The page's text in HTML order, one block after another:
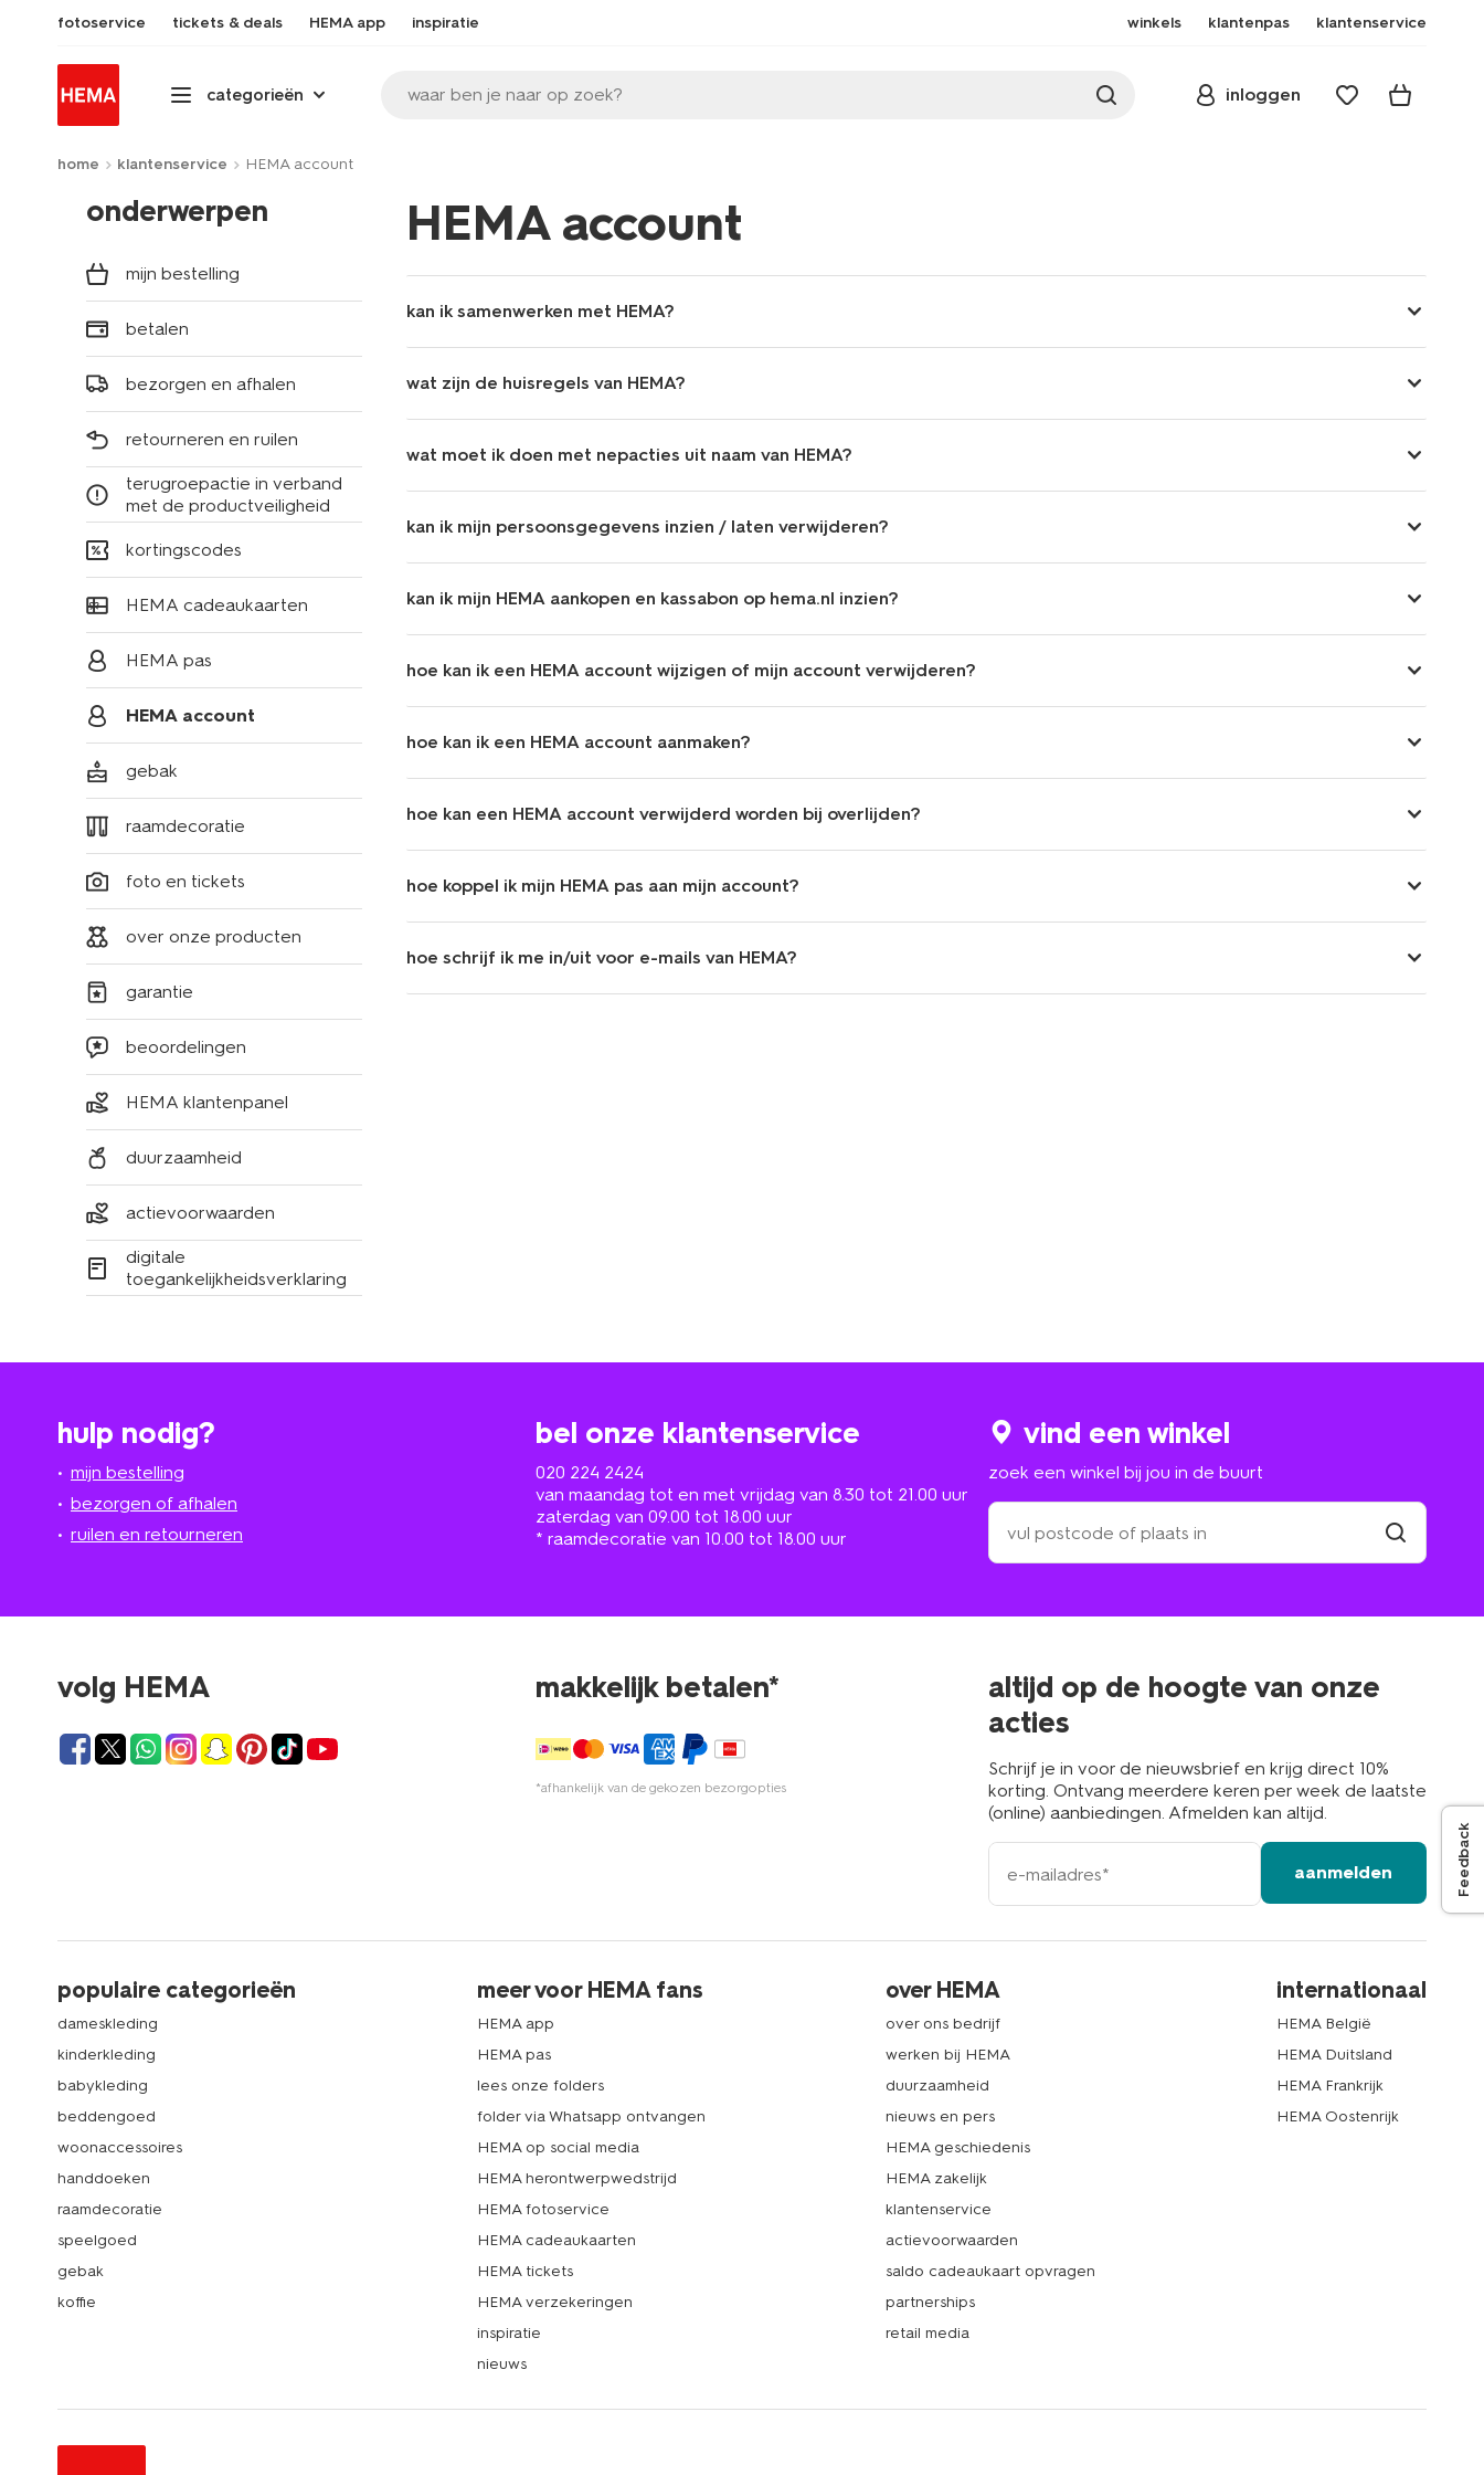
fotoservice tickets & deals HEMA app inspiratie winkels klantenpas klantenservice
categorieën waar ben je naar op zoek? inloggen
home klantenservice HEMA account
onderwerpen
mijn bestelling
betalen
bezorgen en afhalen
retourneren en ruilen
terugroepactie in verband
met de productveiligheid
kortingscodes
HEMA cadeaukaarten
HEMA pas
HEMA account
gebak
raamdecoratie
foto en tickets
over onze producten
garantie
beoordelingen
HEMA klantenpanel
duurzaamheid
actievoorwaarden
digitale
toegankelijkheidsverklaring
HEMA account
kan ik samenwerken met HEMA?
wat zijn de huisregels van HEMA?
wat moet ik doen met nepacties uit naam van HEMA?
kan ik mijn persoonsgegevens inzien / laten verwijderen?
kan ik mijn HEMA aankopen en kassabon op hema.nl inzien?
hoe kan ik een HEMA account wijzigen of mijn account verwijderen?
hoe kan ik een HEMA account aanmaken?
hoe kan een HEMA account verwijderd worden bij overlijden?
hoe koppel ik mijn HEMA pas aan mijn account?
hoe schrijf ik me in/uit voor e-mails van HEMA?
hulp nodig?
mijn bestelling
bezorgen of afhalen
ruilen en retourneren
bel onze klantenservice
020 224 2424
van maandag tot en met vrijdag van 8.30 tot 21.00 uur
zaterdag van 09.00 tot 18.00 uur
* raamdecoratie van 10.00 tot 18.00 uur
vind een winkel
zoek een winkel bij jou in de buurt
zoek
een
winkel
in
volg HEMA makkelijk betalen*
*afhankelijk van de gekozen bezorgopties
altijd op de hoogte van onze
acties
Schrijf je in voor de nieuwsbrief en krijg direct 10%
korting. Ontvang meerdere keren per week de laatste
(online) aanbiedingen. Afmelden kan altijd.
e-
mailadres
aanmelden
populaire categorieën
dameskleding
kinderkleding
babykleding
beddengoed
woonaccessoires
handdoeken
raamdecoratie
speelgoed
gebak
koffie
meer voor HEMA fans
HEMA app
HEMA pas
lees onze folders
folder via Whatsapp ontvangen
HEMA op social media
HEMA herontwerpwedstrijd
HEMA fotoservice
HEMA cadeaukaarten
HEMA tickets
HEMA verzekeringen
inspiratie
nieuws
over HEMA
over ons bedrijf
werken bij HEMA
duurzaamheid
nieuws en pers
HEMA geschiedenis
HEMA zakelijk
klantenservice
actievoorwaarden
saldo cadeaukaart opvragen
partnerships
retail media
internationaal
HEMA België
HEMA Duitsland
HEMA Frankrijk
HEMA Oostenrijk
Feedback